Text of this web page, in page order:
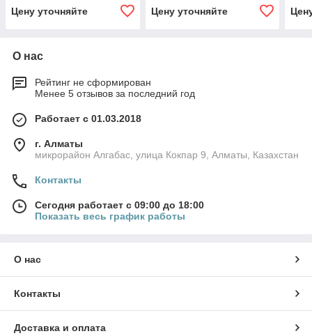
Цену уточняйте
Цену уточняйте
О нас
Рейтинг не сформирован
Менее 5 отзывов за последний год
Работает с 01.03.2018
г. Алматы
микрорайон Алгабас, улица Кокпар 9, Алматы, Казахстан
Контакты
Сегодня работает с 09:00 до 18:00
Показать весь график работы
О нас
Контакты
Доставка и оплата